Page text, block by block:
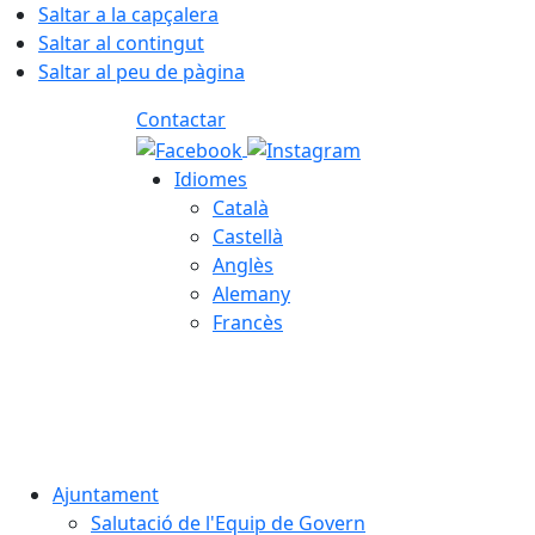
Saltar a la capçalera
Saltar al contingut
Saltar al peu de pàgina
Contactar
Idiomes
Català
Castellà
Anglès
Alemany
Francès
Ajuntament
Salutació de l'Equip de Govern